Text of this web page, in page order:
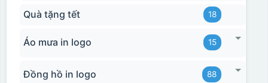
Quà tặng tết 18
Áo mưa in logo 15
Đồng hồ in logo 88